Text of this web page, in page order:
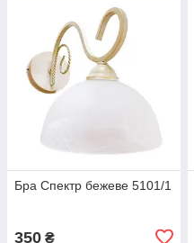
Бра Спектр бежеве 5101/1
350 ₴